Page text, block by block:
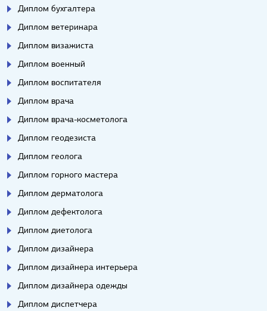
Диплом бухгалтера
Диплом ветеринара
Диплом визажиста
Диплом военный
Диплом воспитателя
Диплом врача
Диплом врача-косметолога
Диплом геодезиста
Диплом геолога
Диплом горного мастера
Диплом дерматолога
Диплом дефектолога
Диплом диетолога
Диплом дизайнера
Диплом дизайнера интерьера
Диплом дизайнера одежды
Диплом диспетчера